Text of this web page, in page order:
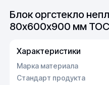
Блок оргстекло
80х600х900 мм
Характеристики
Марка материала
Стандарт продукта